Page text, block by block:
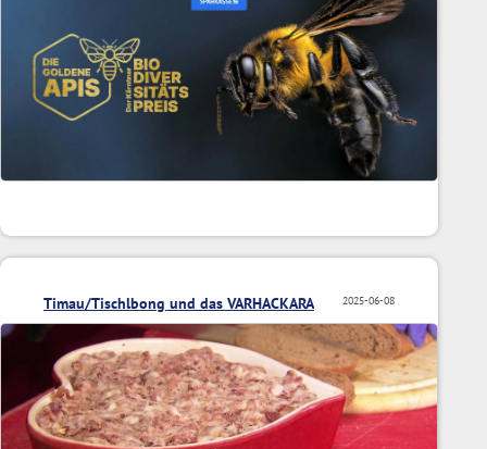
2025-06-08
Timau/Tischlbong und das VARHACKARA